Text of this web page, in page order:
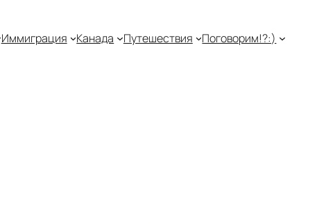
Иммиграция Канада Путешествия Поговорим!?:)